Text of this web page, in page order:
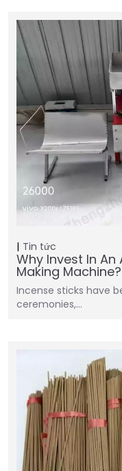
Tin tức
Why Invest In
Making Machine?
Incense sticks have
ceremonies,…